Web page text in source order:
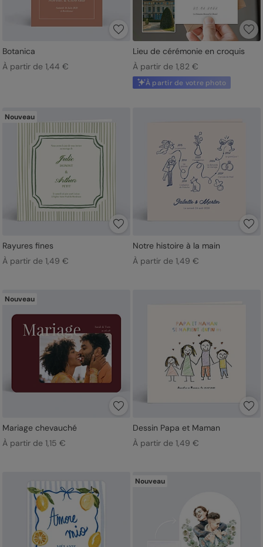
Botanica
À partir de 1,44 €
Lieu de cérémonie en croquis
À partir de 1,82 €
À partir de votre photo
Nouveau
Rayures fines
À partir de 1,49 €
Notre histoire à la main
À partir de 1,49 €
Nouveau
Mariage chevauché
À partir de 1,15 €
Dessin Papa et Maman
À partir de 1,49 €
Nouveau